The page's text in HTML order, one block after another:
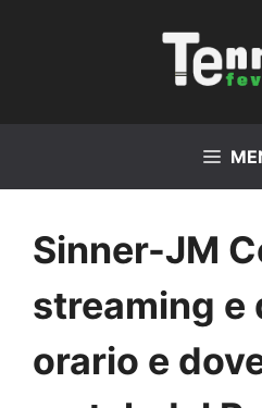
Sinner-JM
streaming e
orario e